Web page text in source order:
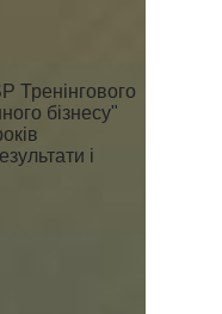
Тренінгового
бізнесу"
і